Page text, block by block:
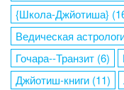
{Школа-Джйотиша}
Ведическая
Гочара--Транзит (6)
Джйотиш-книги (11)